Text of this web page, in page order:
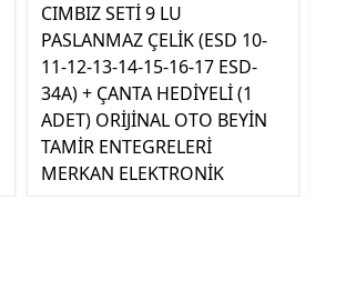
CIMBIZ SETİ 9 LU
PASLANMAZ ÇELİK (ESD 10-
11-12-13-14-15-16-17 ESD-
34A) + ÇANTA HEDİYELİ (1
ADET) ORİJİNAL OTO BEYİN
TAMİR ENTEGRELERİ
MERKAN ELEKTRONİK